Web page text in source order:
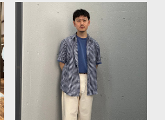
良いです。 着心地：柔らかい素材
感なので、着心地抜群です。 着用
アイテム：パンツ 身長：175cm /
普段サイズ : L / 着用サイズ：L サ
イズ感：ゆるくテーパードがかか
った美シルエットです。 素材感：
ウールライクなポリエステル素材
です。 着心地：接触冷感、防シ
ワ、速乾の機能が備わっている
為、夏場に大活躍します。